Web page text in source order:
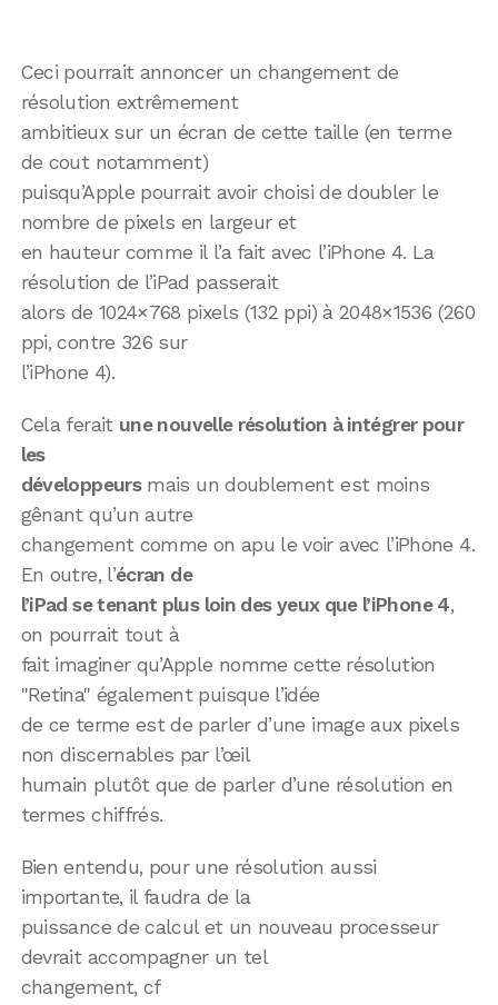
Ceci pourrait annoncer un changement de
résolution extrêmement
ambitieux sur un écran de cette taille (en terme
de cout notamment)
puisqu’Apple pourrait avoir choisi de doubler le
nombre de pixels en largeur et
en hauteur comme il l’a fait avec l’iPhone 4. La
résolution de l’iPad passerait
alors de 1024×768 pixels (132 ppi) à 2048×1536 (260
ppi, contre 326 sur
l’iPhone 4).
Cela ferait une nouvelle résolution à intégrer pour
les
développeursmais un doublement est moins
gênant qu’un autre
changement comme on apu le voir avec l’iPhone 4.
En outre, l’écran de
l’iPad se tenant plus loin des yeux que l’iPhone 4,
on pourrait tout à
fait imaginer qu’Apple nomme cette résolution
"Retina" également puisque l’idée
de ce terme est de parler d’une image aux pixels
non discernables par l’œil
humain plutôt que de parler d’une résolution en
termes chiffrés.
Bien entendu, pour une résolution aussi
importante, il faudra de la
puissance de calcul et un nouveau processeur
devrait accompagner un tel
changement, cf